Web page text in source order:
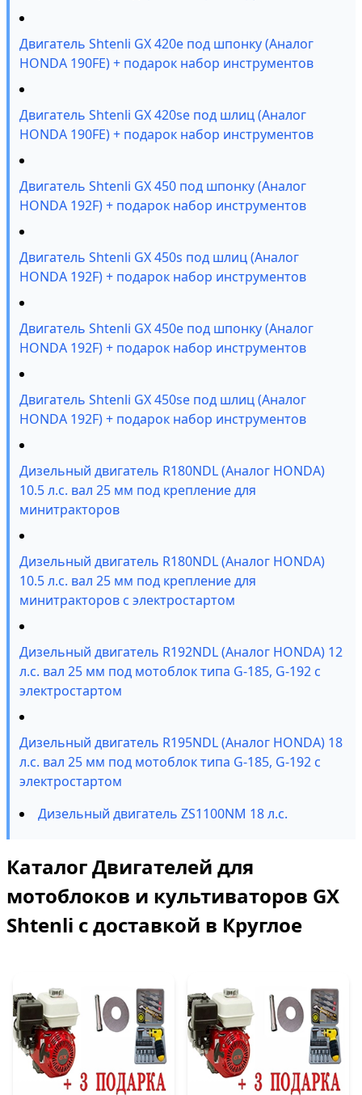
Двигатель Shtenli GX 420е под шпонку (Аналог
HONDA 190FE) + подарок набор инструментов
Двигатель Shtenli GX 420sе под шлиц (Аналог
HONDA 190FE) + подарок набор инструментов
Двигатель Shtenli GX 450 под шпонку (Аналог
HONDA 192F) + подарок набор инструментов
Двигатель Shtenli GX 450s под шлиц (Аналог
HONDA 192F) + подарок набор инструментов
Двигатель Shtenli GX 450e под шпонку (Аналог
HONDA 192F) + подарок набор инструментов
Двигатель Shtenli GX 450se под шлиц (Аналог
HONDA 192F) + подарок набор инструментов
Дизельный двигатель R180NDL (Аналог HONDA)
10.5 л.с. вал 25 мм под крепление для
минитракторов
Дизельный двигатель R180NDL (Аналог HONDA)
10.5 л.с. вал 25 мм под крепление для
минитракторов с электростартом
Дизельный двигатель R192NDL (Аналог HONDA) 12
л.с. вал 25 мм под мотоблок типа G-185, G-192 c
электростартом
Дизельный двигатель R195NDL (Аналог HONDA) 18
л.с. вал 25 мм под мотоблок типа G-185, G-192 с
электростартом
Дизельный двигатель ZS1100NM 18 л.с.
Каталог Двигателей для
мотоблоков и культиваторов GX
Shtenli с доставкой в Круглое